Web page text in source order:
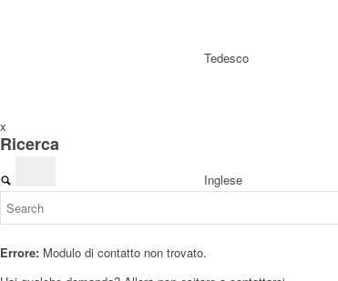
Tedesco
Inglese
x
Ricerca
Errore: Modulo di contatto non trovato.